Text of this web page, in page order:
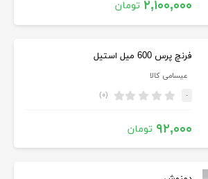
۲,۱۰۰,۰۰۰ تومان
فرنچ پرس 600 میل استیل
عیسامی کالا
- (۰)
۹۲,۰۰۰ تومان